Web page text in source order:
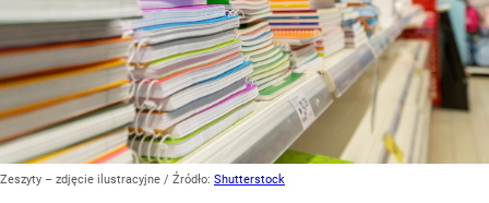
Zeszyty – zdjęcie ilustracyjne / Źródło: Shutterstock